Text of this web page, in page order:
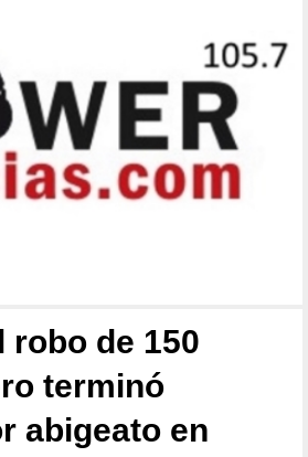
robo de 150
terminó
abigeato en